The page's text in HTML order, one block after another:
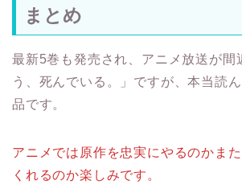
まとめ
最新5巻も発売され、アニメ放送が間
う、死んでいる。」ですが、本当読
品です。
アニメでは原作を忠実にやるのかま
くれるのか楽しみです。